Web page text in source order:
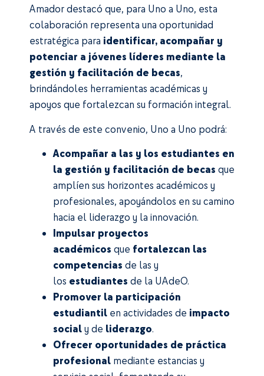
Amador destacó que, para Uno a Uno, esta
colaboración representa una oportunidad
estratégica para identificar, acompañar y
potenciar a jóvenes líderes mediante la
gestión y facilitación de becas,
brindándoles herramientas académicas y
apoyos que fortalezcan su formación integral.
A través de este convenio, Uno a Uno podrá:
Acompañar a las y los estudiantes en
la gestión y facilitación de becas que
amplíen sus horizontes académicos y
profesionales, apoyándolos en su camino
hacia el liderazgo y la innovación.
Impulsar proyectos
académicos que fortalezcan las
competencias de las y
los estudiantes de la UAdeO.
Promover la participación
estudiantil en actividades de impacto
socialy de liderazgo.
Ofrecer oportunidades de práctica
profesional mediante estancias y